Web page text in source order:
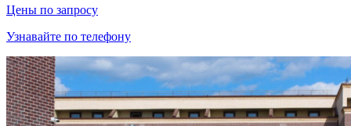
Цены по запросу
Узнавайте по телефону